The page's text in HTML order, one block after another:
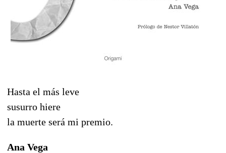
Hasta el más leve
susurro hiere
la muerte será mi premio.
Ana Vega